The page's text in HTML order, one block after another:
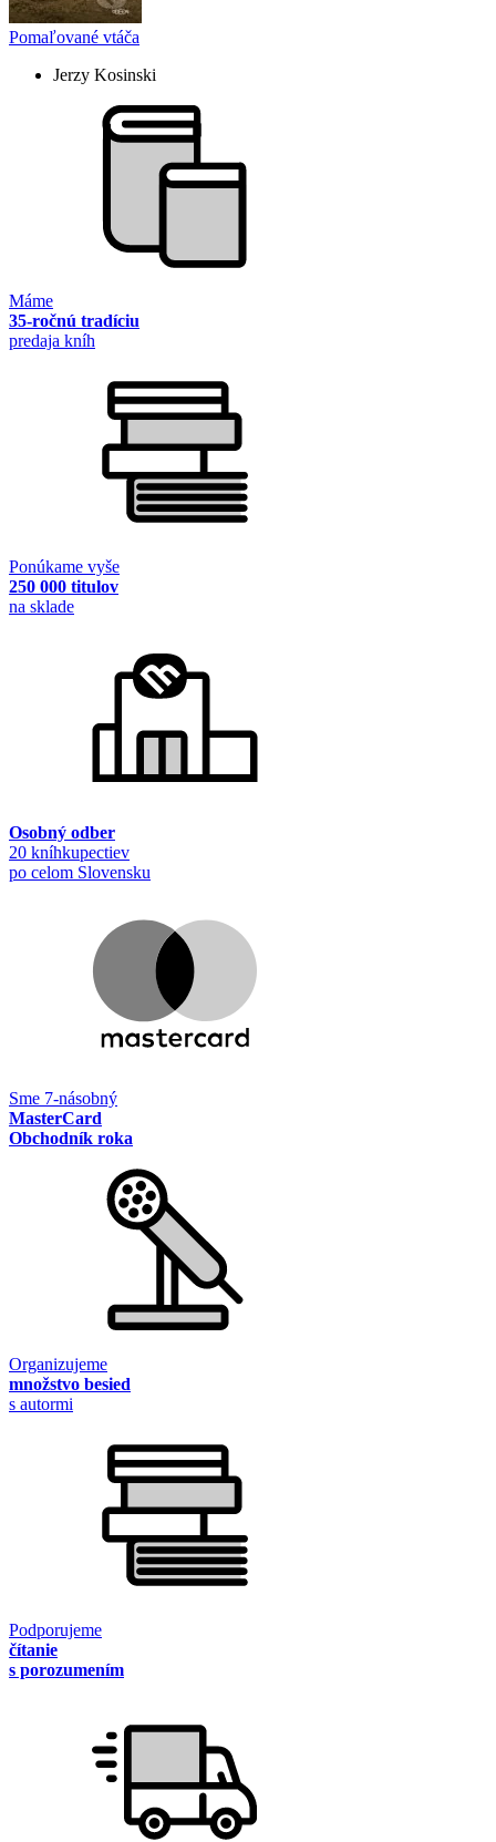
Pomaľované vtáča
Jerzy Kosinski
Máme
35-ročnú tradíciu
predaja kníh
Ponúkame vyše
250 000 titulov
na sklade
Osobný odber
20 kníhkupectiev
po celom Slovensku
Sme 7-násobný
MasterCard
Obchodník roka
Organizujeme
množstvo besied
s autormi
Podporujeme
čítanie
s porozumením